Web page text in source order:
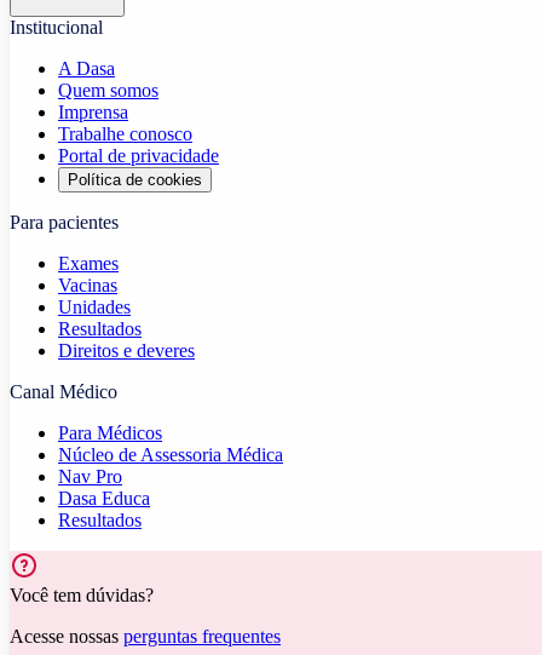
Institucional
A Dasa
Quem somos
Imprensa
Trabalhe conosco
Portal de privacidade
Política de cookies
Para pacientes
Exames
Vacinas
Unidades
Resultados
Direitos e deveres
Canal Médico
Para Médicos
Núcleo de Assessoria Médica
Nav Pro
Dasa Educa
Resultados
Você tem dúvidas?
Acesse nossas perguntas frequentes